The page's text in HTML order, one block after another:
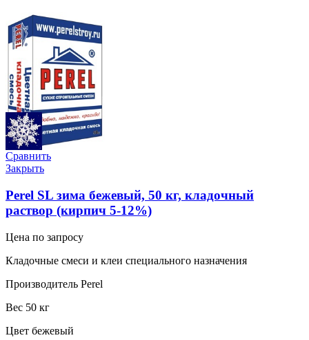
Сравнить
Закрыть
Perel SL зима бежевый, 50 кг, кладочный
раствор (кирпич 5-12%)
Цена по запросу
Кладочные смеси и клеи специального назначения
Производитель Perel
Вес 50 кг
Цвет бежевый